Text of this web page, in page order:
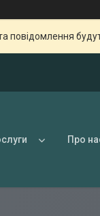
повідомлення
Про